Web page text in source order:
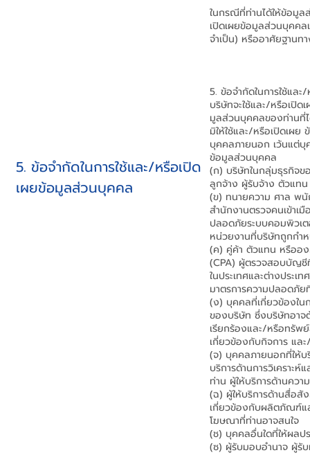
5. ข้อจำกัดในการใช้และ/หรือเปิด
เผยข้อมูลส่วนบุคคล
ในกรณีที่ท่านได้ให้ข้อมูล
เปิดเผยข้อมูลส่วนบุคค
จำเป็น) หรืออาศัยฐาน
5. ข้อจำกัดในการใช้แล
บริษัทจะใช้และ/หรือเปิ
มูลส่วนบุคคลของท่านที่
มิให้ใช้และ/หรือเปิดเผ
บุคคลภายนอก เว้นแต่
ข้อมูลส่วนบุคคล
(ก) บริษัทในกลุ่มธุรกิจ
ลูกจ้าง ผู้รับจ้าง ตัวแท
(ข) ทนายความ ศาล พนั
สำนักงานตรวจคนเข้า
ปลอดภัยระบบคอมพิวเ
หน่วยงานที่บริษัทถูกกำ
(ค) คู่ค้า ตัวแทน หรืออ
(CPA) ผู้ตรวจสอบบัญชี
ในประเทศและต่างประ
มาตรการความปลอดภัย
(ง) บุคคลที่เกี่ยวข้องใน
ของบริษัท ซึ่งบริษัทอาจ
เรียกร้องและ/หรือทรัพ
เกี่ยวข้องกับกิจการ แล
(จ) บุคคลภายนอกที่ให้บ
บริการด้านการวิเคราะ
ท่าน ผู้ให้บริการด้านคว
(ฉ) ผู้ให้บริการด้านสื่อ
เกี่ยวข้องกับผลิตภัณฑ์แ
โฆษณาที่ท่านอาจสนใจ
(ช) บุคคลอื่นใดที่ให้ผลป
(ซ) ผู้รับมอบอำนาจ ผู้รั